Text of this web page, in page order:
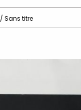
/ Sans titre